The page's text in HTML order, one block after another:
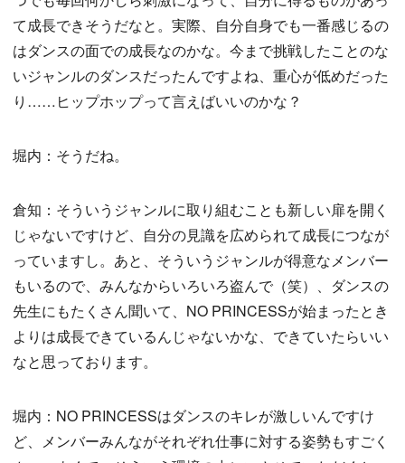
て成長できそうだなと。実際、自分自身でも一番感じるの
はダンスの面での成長なのかな。今まで挑戦したことのな
いジャンルのダンスだったんですよね、重心が低めだった
り……ヒップホップって言えばいいのかな？
堀内：そうだね。
倉知：そういうジャンルに取り組むことも新しい扉を開く
じゃないですけど、自分の見識を広められて成長につなが
っていますし。あと、そういうジャンルが得意なメンバー
もいるので、みんなからいろいろ盗んで（笑）、ダンスの
先生にもたくさん聞いて、NO PRINCESSが始まったとき
よりは成長できているんじゃないかな、できていたらいい
なと思っております。
堀内：NO PRINCESSはダンスのキレが激しいんですけ
ど、メンバーみんながそれぞれ仕事に対する姿勢もすごく